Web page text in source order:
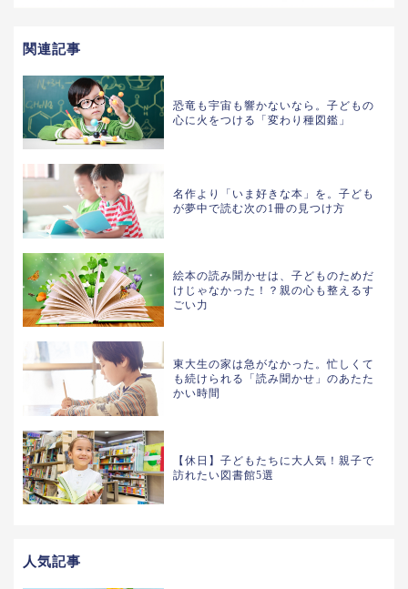
関連記事
恐竜も宇宙も響かないなら。子どもの
心に火をつける「変わり種図鑑」
名作より「いま好きな本」を。子ども
が夢中で読む次の1冊の見つけ方
絵本の読み聞かせは、子どものためだ
けじゃなかった！？親の心も整えるす
ごい力
東大生の家は急がなかった。忙しくて
も続けられる「読み聞かせ」のあたた
かい時間
【休日】子どもたちに大人気！親子で
訪れたい図書館5選
人気記事